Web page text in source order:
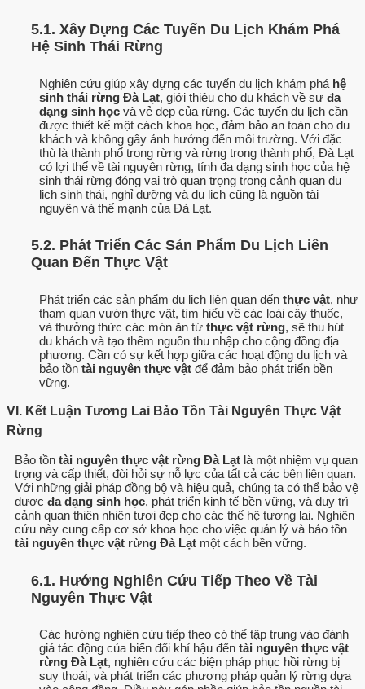
5.1. Xây Dựng Các Tuyến Du Lịch Khám Phá
Hệ Sinh Thái Rừng
Nghiên cứu giúp xây dựng các tuyến du lịch khám phá hệ
sinh thái rừng Đà Lạt, giới thiệu cho du khách về sự đa
dạng sinh học và vẻ đẹp của rừng. Các tuyến du lịch cần
được thiết kế một cách khoa học, đảm bảo an toàn cho du
khách và không gây ảnh hưởng đến môi trường. Với đặc
thù là thành phố trong rừng và rừng trong thành phố, Đà Lạt
có lợi thế về tài nguyên rừng, tính đa dạng sinh học của hệ
sinh thái rừng đóng vai trò quan trọng trong cảnh quan du
lịch sinh thái, nghỉ dưỡng và du lịch cũng là nguồn tài
nguyên và thế mạnh của Đà Lạt.
5.2. Phát Triển Các Sản Phẩm Du Lịch Liên
Quan Đến Thực Vật
Phát triển các sản phẩm du lịch liên quan đến thực vật, như
tham quan vườn thực vật, tìm hiểu về các loài cây thuốc,
và thưởng thức các món ăn từ thực vật rừng, sẽ thu hút
du khách và tạo thêm nguồn thu nhập cho cộng đồng địa
phương. Cần có sự kết hợp giữa các hoạt động du lịch và
bảo tồn tài nguyên thực vật để đảm bảo phát triển bền
vững.
VI. Kết Luận Tương Lai Bảo Tồn Tài Nguyên Thực Vật
Rừng
Bảo tồn tài nguyên thực vật rừng Đà Lạt là một nhiệm vụ quan
trọng và cấp thiết, đòi hỏi sự nỗ lực của tất cả các bên liên quan.
Với những giải pháp đồng bộ và hiệu quả, chúng ta có thể bảo vệ
được đa dạng sinh học, phát triển kinh tế bền vững, và duy trì
cảnh quan thiên nhiên tươi đẹp cho các thế hệ tương lai. Nghiên
cứu này cung cấp cơ sở khoa học cho việc quản lý và bảo tồn
tài nguyên thực vật rừng Đà Lạt một cách bền vững.
6.1. Hướng Nghiên Cứu Tiếp Theo Về Tài
Nguyên Thực Vật
Các hướng nghiên cứu tiếp theo có thể tập trung vào đánh
giá tác động của biến đổi khí hậu đến tài nguyên thực vật
rừng Đà Lạt, nghiên cứu các biện pháp phục hồi rừng bị
suy thoái, và phát triển các phương pháp quản lý rừng dựa